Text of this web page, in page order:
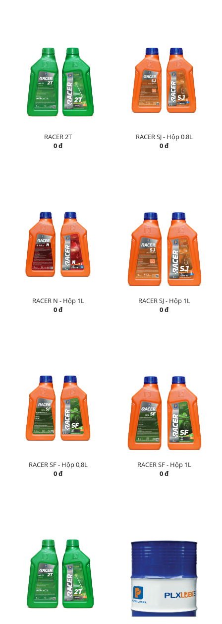
RACER 2T
0 đ
RACER SJ - Hộp 0.8L
0 đ
RACER N - Hộp 1L
0 đ
RACER SJ - Hộp 1L
0 đ
RACER SF - Hộp 0,8L
0 đ
RACER SF - Hộp 1L
0 đ